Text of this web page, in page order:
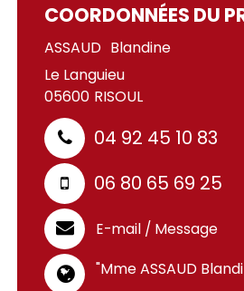
COORDONNÉES DU
ASSAUD Blandine
Le Languieu
05600 RISOUL
04 92 45 10 83
06 80 65 69 25
E-mail / Message
"Mme ASSAUD